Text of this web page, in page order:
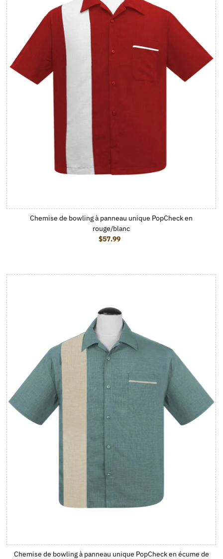
Chemise de bowling à panneau unique PopCheck en
rouge/blanc
Prix ordinaire
$57.99
Chemise de bowling à panneau unique PopCheck en écume de